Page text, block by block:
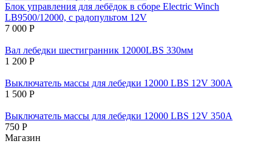
Блок управления для лебёдок в сборе Electric Winch
LB9500/12000, с радопультом 12V
7 000 Р
Вал лебедки шестигранник 12000LBS 330мм
1 200 Р
Выключатель массы для лебедки 12000 LBS 12V 300А
1 500 Р
Выключатель массы для лебедки 12000 LBS 12V 350А
750 Р
Магазин